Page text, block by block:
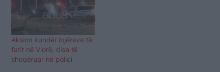
Aksion kundër lojërave të
fatit në Vlorë, disa të
shoqëruar në polici